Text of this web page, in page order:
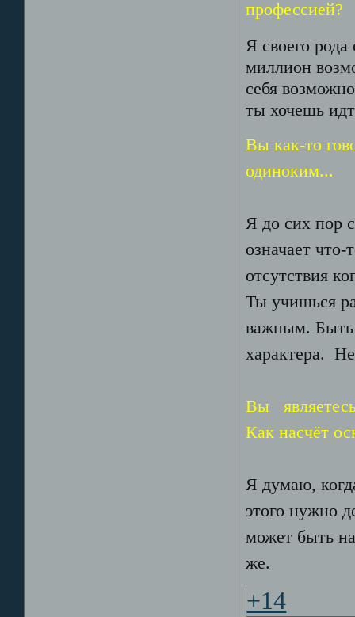
профессией?
Я своего
миллион
себя
ты хочешь
Вы как-то
одиноким...
Я до сих пор
означает
отсутствия
Ты учишься
важным. Быть
характера.
Вы
Как насчёт
Я думаю,
этого нужно
может быть
же.
+14